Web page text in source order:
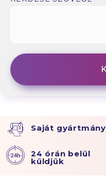
Saját gyártmány
24 órán belül
küldjük